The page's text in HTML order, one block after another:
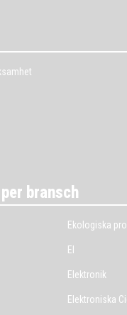
bransch
Ekologiska
El
Elektronik
Elektroniska